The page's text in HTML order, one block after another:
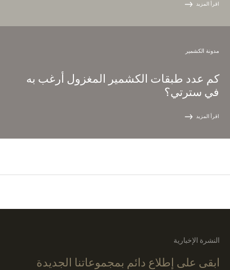
اقرأ المزيد
مدونة الكشمير
كم عدد طبقات الكشمير المغزول أرغب به
في سترتي؟
اقرأ المزيد
النشرة الإخبارية
ابقى على إطلاع دائم بمجموعاتنا الجديدة